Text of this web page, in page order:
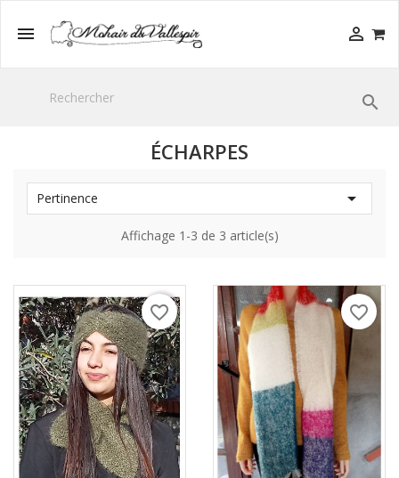
 

ÉCHARPES
Pertinence 
Affichage 1-3 de 3 article(s)
favorite_border favorite_border